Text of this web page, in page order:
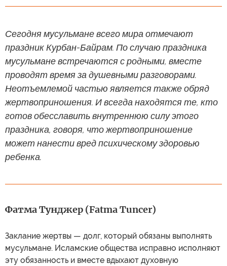
Сегодня мусульмане всего мира отмечают
праздник Курбан-Байрам. По случаю праздника
мусульмане встречаются с родными, вместе
проводят время за душевными разговорами.
Неотъемлемой частью является также обряд
жертвоприношения. И всегда находятся те, кто
готов обесславить внутреннюю силу этого
праздника, говоря, что жертвоприношение
может нанести вред психическому здоровью
ребенка.
Фатма Тунджер (Fatma Tuncer)
Заклание жертвы — долг, который обязаны выполнять
мусульмане. Исламские общества исправно исполняют
эту обязанность и вместе вдыхают духовную